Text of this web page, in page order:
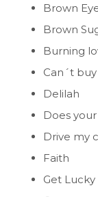
Brown
Brown
Burning
Can´t
Delilah
Does
Drive my
Faith
Get Lucky